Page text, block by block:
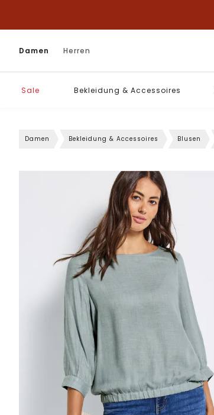
Damen Herren
Sale Bekleidung & Accessoires
Damen Bekleidung & Accessoires Blusen